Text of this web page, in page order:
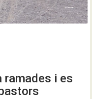
ramades i es